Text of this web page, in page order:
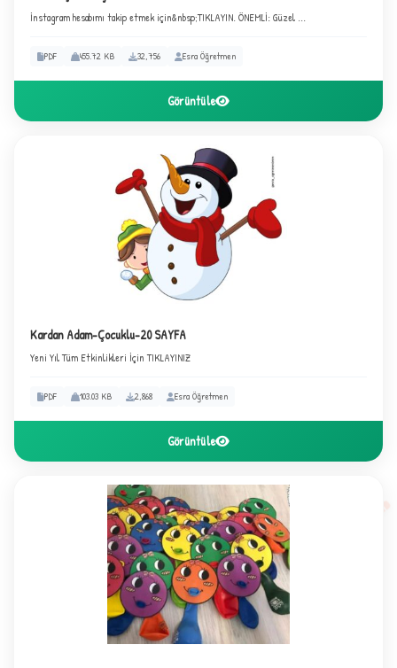
İnstagram hesabımı takip etmek için&nbsp;TIKLAYIN. ÖNEMLİ: Güzel ...
PDF 455.72 KB 32,756 Esra Öğretmen
Görüntüle
Kardan Adam-Çocuklu-20 SAYFA
Yeni Yıl Tüm Etkinlikleri İçin TIKLAYINIZ
PDF 103.03 KB 2,868 Esra Öğretmen
Görüntüle